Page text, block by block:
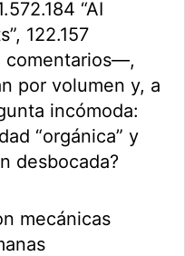
“AI
122.157
comentarios—,
por volumen y, a
incómoda:
“orgánica” y
desbocada?
mecánicas